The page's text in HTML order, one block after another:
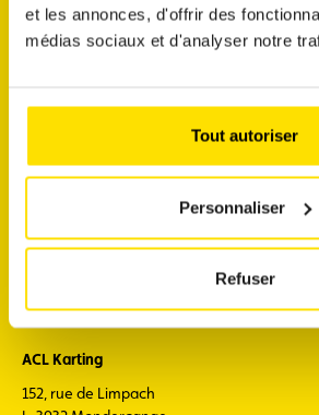
et les annonces, d'offrir des
médias sociaux et d'analyser notre
Tout autoriser
Personnaliser
Refuser
8h00 à 18h00
+352 450045-1
34, route d'Ettelbruck
Heures d'ouverture espace membre : Du
8h00 à 18h00
acl@acl.lu
ACL Karting
152, rue de Limpach